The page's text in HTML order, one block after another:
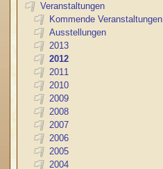
Veranstaltungen
Kommende Veranstaltungen
Ausstellungen
2013
2012
2011
2010
2009
2008
2007
2006
2005
2004